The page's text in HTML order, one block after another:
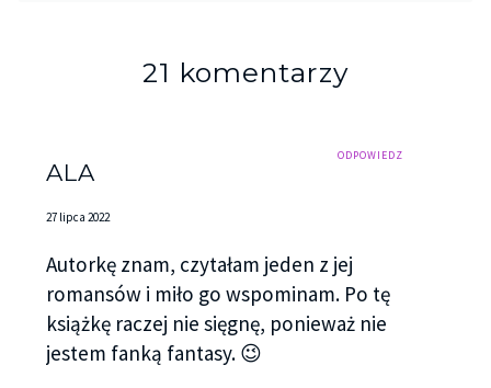
21 komentarzy
ODPOWIEDZ
ALA
27 lipca 2022
Autorkę znam, czytałam jeden z jej
romansów i miło go wspominam. Po tę
książkę raczej nie sięgnę, ponieważ nie
jestem fanką fantasy. 😉